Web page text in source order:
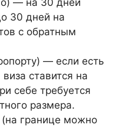
— на 30 дней
30 дней на
с обратным
— если есть
ставится на
себе требуется
размера.
границе можно